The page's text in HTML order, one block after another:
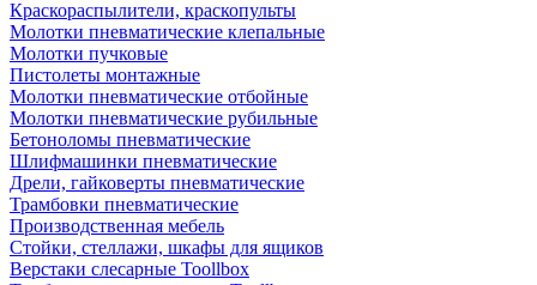
Краскораспылители, краскопульты
Молотки пневматические клепальные
Молотки пучковые
Пистолеты монтажные
Молотки пневматические отбойные
Молотки пневматические рубильные
Бетоноломы пневматические
Шлифмашинки пневматические
Дрели, гайковерты пневматические
Трамбовки пневматические
Производственная мебель
Стойки, стеллажи, шкафы для ящиков
Верстаки слесарные Toollbox